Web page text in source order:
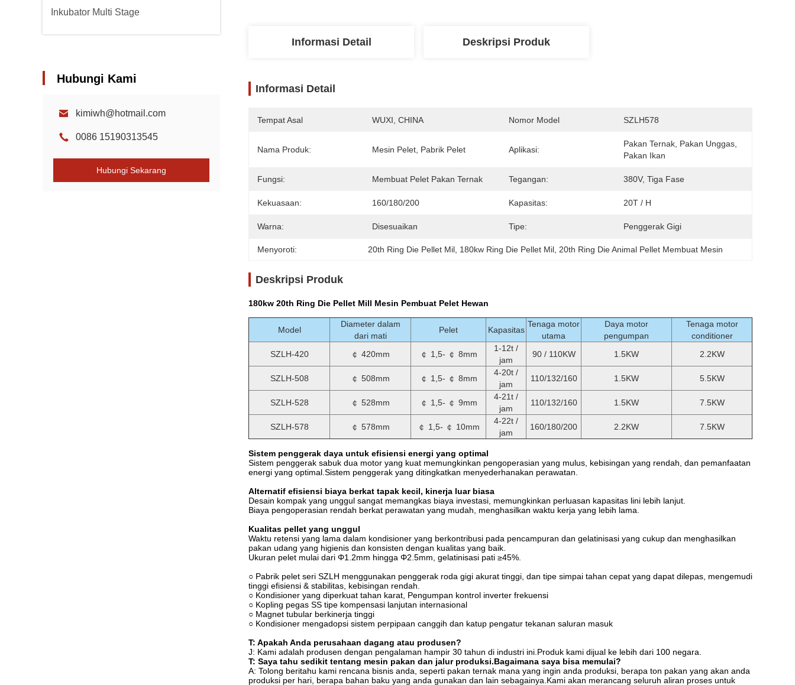
Inkubator Multi Stage
Hubungi Kami
kimiwh@hotmail.com
0086 15190313545
Hubungi Sekarang
Informasi Detail Deskripsi Produk
Informasi Detail
Tempat Asal WUXI, CHINA Nomor Model SZLH578
Nama Produk: Mesin Pelet, Pabrik Pelet Aplikasi:
Pakan Ternak, Pakan Unggas,
Pakan Ikan
Fungsi: Membuat Pelet Pakan Ternak Tegangan: 380V, Tiga Fase
Kekuasaan: 160/180/200 Kapasitas: 20T / H
Warna: Disesuaikan Tipe: Penggerak Gigi
Menyoroti: 20th Ring Die Pellet Mil 180kw Ring Die Pellet Mil 20th Ring Die Animal Pellet Membuat Mesin
Deskripsi Produk
180kw 20th Ring Die Pellet Mill Mesin Pembuat Pelet Hewan
Model
Diameter dalam
dari mati
Pelet Kapasitas
Tenaga motor
utama
Daya motor
pengumpan
Tenaga motor
conditioner
SZLH-420
￠ 420mm ￠ 1,5- ￠ 8mm
1-12t /
jam
90 / 110KW 1.5KW 2.2KW
SZLH-508 ￠ 508mm ￠ 1,5- ￠ 8mm
4-20t /
jam
110/132/160 1.5KW 5.5KW
SZLH-528 ￠ 528mm ￠ 1,5- ￠ 9mm
4-21t /
jam
110/132/160 1.5KW 7.5KW
SZLH-578 ￠ 578mm ￠ 1,5- ￠ 10mm
4-22t /
jam
160/180/200 2.2KW 7.5KW
Sistem penggerak daya untuk efisiensi energi yang optimal
Sistem penggerak sabuk dua motor yang kuat memungkinkan pengoperasian yang mulus, kebisingan yang rendah, dan pemanfaatan
energi yang optimal.Sistem penggerak yang ditingkatkan menyederhanakan perawatan.
Alternatif efisiensi biaya berkat tapak kecil, kinerja luar biasa
Desain kompak yang unggul sangat memangkas biaya investasi, memungkinkan perluasan kapasitas lini lebih lanjut.
Biaya pengoperasian rendah berkat perawatan yang mudah, menghasilkan waktu kerja yang lebih lama.
Kualitas pellet yang unggul
Waktu retensi yang lama dalam kondisioner yang berkontribusi pada pencampuran dan gelatinisasi yang cukup dan menghasilkan
pakan udang yang higienis dan konsisten dengan kualitas yang baik.
Ukuran pelet mulai dari Φ1.2mm hingga Φ2.5mm, gelatinisasi pati ≥45%.
○ Pabrik pelet seri SZLH menggunakan penggerak roda gigi akurat tinggi, dan tipe simpai tahan cepat yang dapat dilepas, mengemudi
tinggi efisiensi & stabilitas, kebisingan rendah.
○ Kondisioner yang diperkuat tahan karat, Pengumpan kontrol inverter frekuensi
○ Kopling pegas SS tipe kompensasi lanjutan internasional
○ Magnet tubular berkinerja tinggi
○ Kondisioner mengadopsi sistem perpipaan canggih dan katup pengatur tekanan saluran masuk
T: Apakah Anda perusahaan dagang atau produsen?
J: Kami adalah produsen dengan pengalaman hampir 30 tahun di industri ini.Produk kami dijual ke lebih dari 100 negara.
T: Saya tahu sedikit tentang mesin pakan dan jalur produksi.Bagaimana saya bisa memulai?
A: Tolong beritahu kami rencana bisnis anda, seperti pakan ternak mana yang ingin anda produksi, berapa ton pakan yang akan anda
produksi per hari, berapa bahan baku yang anda gunakan dan lain sebagainya.Kami akan merancang seluruh aliran proses untuk